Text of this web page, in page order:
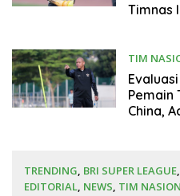
Timnas
TIM
Pemain
China,
TRENDING, BRI SUPER LEAGUE,
EDITORIAL, NEWS, TIM